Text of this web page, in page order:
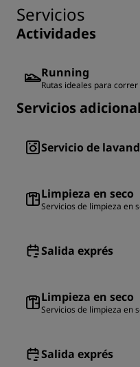
Servicios
Actividades
Running
Rutas ideales para
Servicios
Servicio de
Limpieza en seco
Servicios de limpieza en
Salida exprés
Limpieza en seco
Servicios de limpieza en
Salida exprés